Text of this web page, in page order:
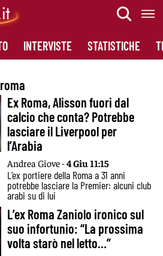
INTERVISTE STATISTICHE
Ex Roma, Alisson fuori dal
calcio che conta? Potrebbe
lasciare il Liverpool per
l’Arabia
Andrea Giove -4 Giu 11:15
L’ex portiere della Roma a 31 anni
potrebbe lasciare la Premier: alcuni club
arabi su di lui
L’ex Roma Zaniolo ironico sul
suo infortunio: “La prossima
volta starò nel letto…”